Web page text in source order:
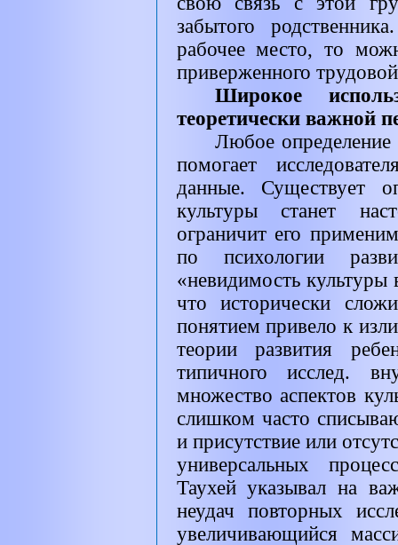
забытого
рабочее место, то
приверженного
Широкое
теоретически важной
Любое
помогает
данные. Существует
культуры станет
ограничит его
по психологии
«невидимость
что исторически
понятием привело к
теории развития
типичного исслед.
множество аспектов
слишком часто
и присутствие или
универсальных
Таухей указывал на
неудач повторных
увеличивающийся